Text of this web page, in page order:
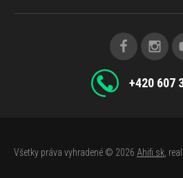
+420 607
Všetky práva vyhradené © 2026 Ahifi.sk ,